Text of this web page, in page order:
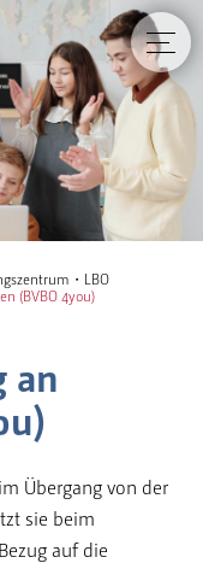
・LBO
(BVBO 4you)
an
Übergang von der
sie beim
auf die